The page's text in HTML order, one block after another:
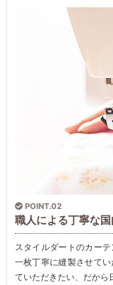
POINT.02
職人による丁寧な
スタイルダートのカー
一枚丁寧に縫製させて
ていただきたい、だから